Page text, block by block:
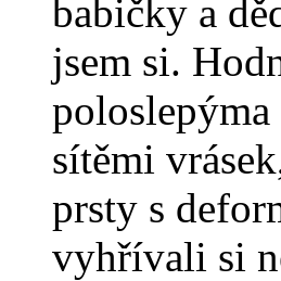
babičky a
jsem si.
sítěmi
prsty s
vyhřívali si